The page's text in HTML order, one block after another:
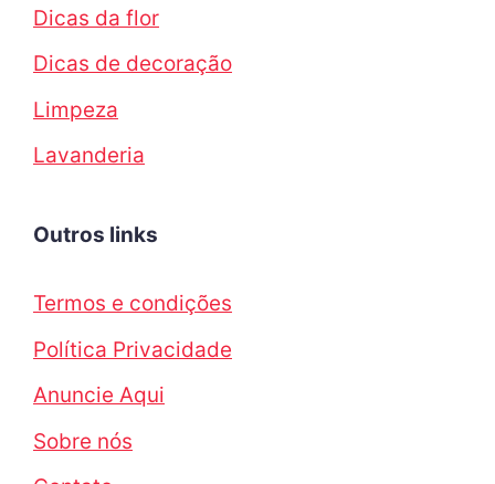
Dicas da flor
Dicas de decoração
Limpeza
Lavanderia
Outros links
Termos e condições
Política Privacidade
Anuncie Aqui
Sobre nós